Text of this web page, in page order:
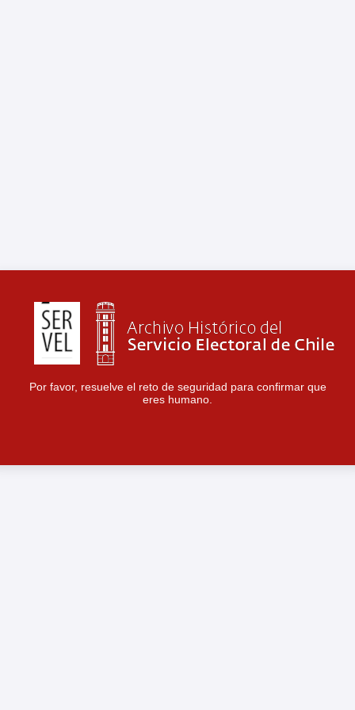
Por favor, resuelve el reto de seguridad para confirmar que
eres humano.